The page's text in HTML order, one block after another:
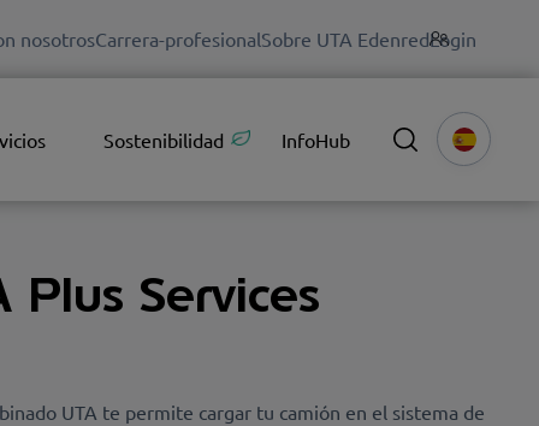
nosotrosCarrera-profesionalSobre UTA EdenredLogin
Sostenibilidad InfoHub
Services
UTA te permite cargar tu camión en el sistema de